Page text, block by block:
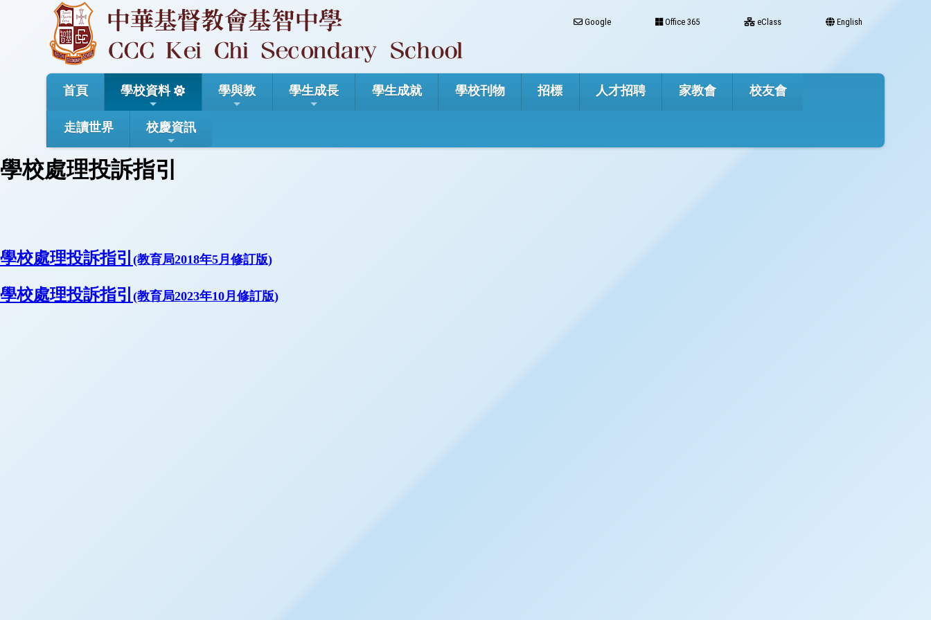
Google Office 365 eClass English
首頁 學校資料 學與教 學生成長 學生成就 學校刊物 招標 人才招聘 家教會 校友會
走讀世界 校慶資訊
學校處理投訴指引